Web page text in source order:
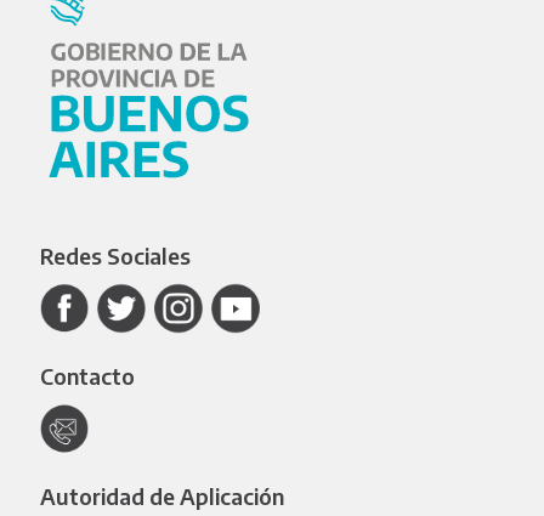
Redes Sociales
Contacto
Autoridad de Aplicación